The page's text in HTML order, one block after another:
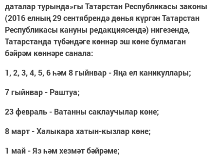
даталар турында»гы Татарстан Республикасы законы
(2016 елның 29 сентябрендә дөнья күргән Татарстан
Республикасы кануны редакциясендә) нигезендә,
Татарстанда түбәндәге көннәр эш көне булмаган
бәйрәм көннәре санала:
1, 2, 3, 4, 5, 6 һәм 8 гыйнвар - Яңа ел каникуллары;
7 гыйнвар - Раштуа;
23 февраль - Ватанны саклаучылар көне;
8 март - Халыкара хатын-кызлар көне;
1 май - Яз һәм хезмәт бәйрәме;